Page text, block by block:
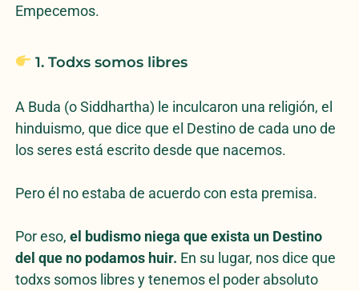
Empecemos.
1. Todxs somos libres
A Buda (o Siddhartha) le inculcaron una religión, el
hinduismo, que dice que el Destino de cada uno de
los seres está escrito desde que nacemos.
Pero él no estaba de acuerdo con esta premisa.
Por eso, el budismo niega que exista un Destino
del que no podamos huir. En su lugar, nos dice que
todxs somos libres y tenemos el poder absoluto